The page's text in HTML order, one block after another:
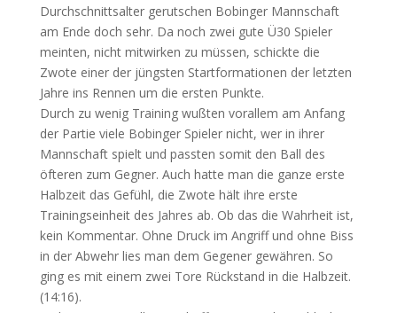
Durchschnittsalter gerutschen Bobinger Mannschaft
am Ende doch sehr. Da noch zwei gute Ü30 Spieler
meinten, nicht mitwirken zu müssen, schickte die
Zwote einer der jüngsten Startformationen der letzten
Jahre ins Rennen um die ersten Punkte.
Durch zu wenig Training wußten vorallem am Anfang
der Partie viele Bobinger Spieler nicht, wer in ihrer
Mannschaft spielt und passten somit den Ball des
öfteren zum Gegner. Auch hatte man die ganze erste
Halbzeit das Gefühl, die Zwote hält ihre erste
Trainingseinheit des Jahres ab. Ob das die Wahrheit ist,
kein Kommentar. Ohne Druck im Angriff und ohne Biss
in der Abwehr lies man dem Gegener gewähren. So
ging es mit einem zwei Tore Rückstand in die Halbzeit.
(14:16).